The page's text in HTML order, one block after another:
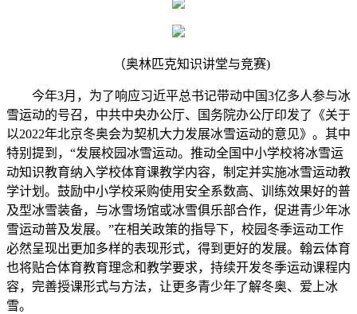
（奥林匹克知识讲堂与竞赛)
今年3月，为了响应习近平总书记带动中国3亿多人参与冰
雪运动的号召，中共中央办公厅、国务院办公厅印发了《关于
以2022年北京冬奥会为契机大力发展冰雪运动的意见》。其中
特别提到，“发展校园冰雪运动。推动全国中小学校将冰雪运
动知识教育纳入学校体育课教学内容，制定并实施冰雪运动教
学计划。鼓励中小学校采购使用安全系数高、训练效果好的普
及型冰雪装备，与冰雪场馆或冰雪俱乐部合作，促进青少年冰
雪运动普及发展。”在相关政策的指导下，校园冬季运动工作
必然呈现出更加多样的表现形式，得到更好的发展。翰云体育
也将贴合体育教育理念和教学要求，持续开发冬季运动课程内
容，完善授课形式与方法，让更多青少年了解冬奥、爱上冰
雪。